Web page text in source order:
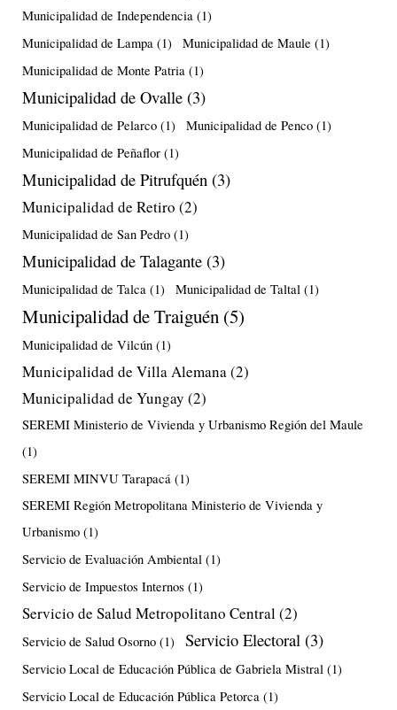
Municipalidad de Independencia (1)
Municipalidad de Lampa (1) Municipalidad de Maule (1)
Municipalidad de Monte Patria (1)
Municipalidad de Ovalle (3)
Municipalidad de Pelarco (1) Municipalidad de Penco (1)
Municipalidad de Peñaflor (1)
Municipalidad de Pitrufquén (3)
Municipalidad de Retiro (2)
Municipalidad de San Pedro (1)
Municipalidad de Talagante (3)
Municipalidad de Talca (1) Municipalidad de Taltal (1)
Municipalidad de Traiguén (5)
Municipalidad de Vilcún (1)
Municipalidad de Villa Alemana(2)
Municipalidad de Yungay (2)
SEREMI Ministerio de Vivienda y Urbanismo Región del Maule
(1)
SEREMI MINVU Tarapacá (1)
SEREMI Región Metropolitana Ministerio de Vivienda y
Urbanismo (1)
Servicio de Evaluación Ambiental (1)
Servicio de Impuestos Internos (1)
Servicio de Salud Metropolitano Central(2)
Servicio de Salud Osorno (1) Servicio Electoral (3)
Servicio Local de Educación Pública de Gabriela Mistral (1)
Servicio Local de Educación Pública Petorca (1)